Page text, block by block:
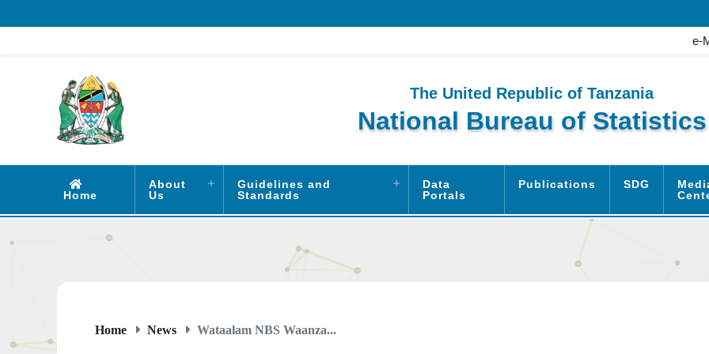
e-
The United Republic of Tanzania
National Bureau of Statistics
Home
About
Us
Guidelines and
Standards
Data
Portals
Publications SDG
Home News Wataalam NBS Waanza...